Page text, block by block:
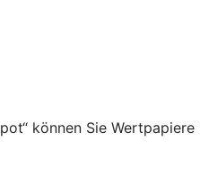
können Sie